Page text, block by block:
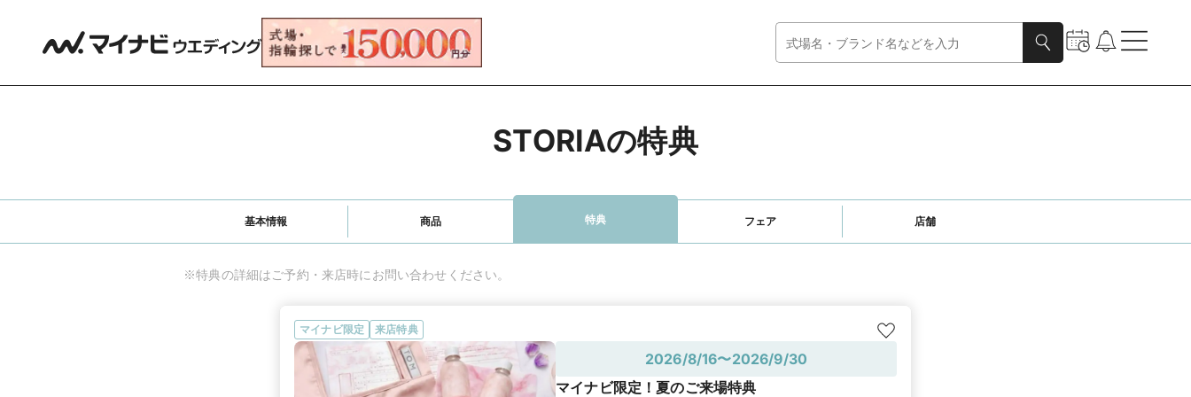
STORIAの特典
基本情報 商品 特典 フェア 店舗
※特典の詳細はご予約・来店時にお問い合わせください。
マイナビ限定 来店特典
2026/8/16〜2026/9/30
マイナビ限定！夏のご来場特典